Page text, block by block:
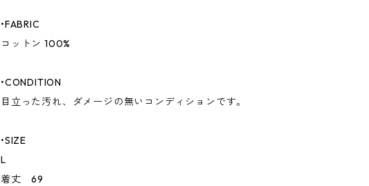
•FABRIC
コットン 100%
•CONDITION
目立った汚れ、ダメージの無いコンディションです。
•SIZE
L
着丈 69